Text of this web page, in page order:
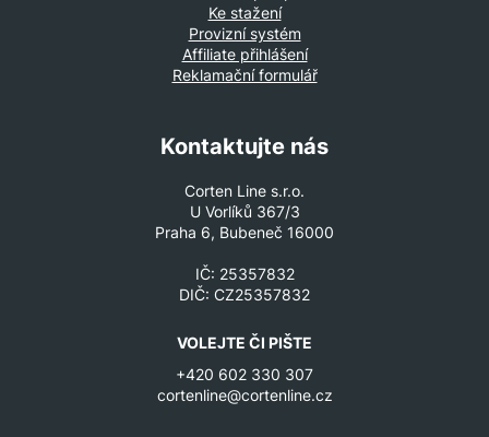
Kontaktujte nás
Corten Line s.r.o.
U Vorlíků 367/3
Praha 6, Bubeneč 16000
IČ: 25357832
DIČ: CZ25357832
VOLEJTE ČI PIŠTE
+420 602 330 307
cortenline@cortenline.cz
Ke stažení
Provizní systém
Affiliate přihlášení
Reklamační formulář